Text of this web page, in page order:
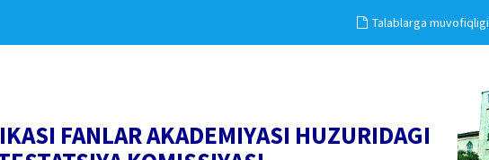
Talablarga muvofiqligi
FANLAR AKADEMIYASI HUZURIDAGI